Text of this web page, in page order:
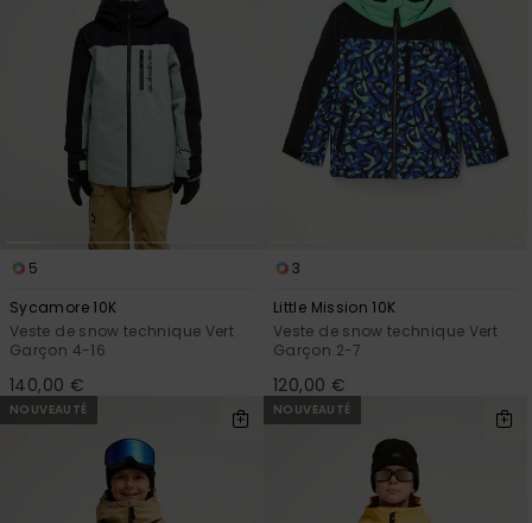
5
Sycamore 10K
Veste de snow technique Vert
Garçon 4-16
140,00 €
3
Little Mission 10K
Veste de snow technique Vert
Garçon 2-7
120,00 €
NOUVEAUTÉ NOUVEAUTÉ